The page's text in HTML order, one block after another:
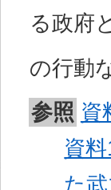
る政府
の行動
参照 資
資
た